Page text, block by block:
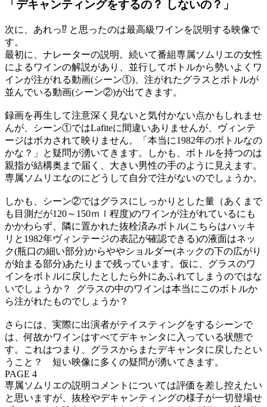
「デキャンティングをするの？ しないの？」
次に、あれっ⁉ と思ったのは最高級ワインを説明する映像で
す。
最初に、ナレーターの説明。続いて番組専属ソムリエの女性
によるワインの解説があり、並行してボトルから勢いよくワ
インが注がれる動画(シーン①)、注がれたグラスとボトルが
並んでいる動画(シーン②)が出てきます。
録画を再生して注意深く見ないと気付かない点かもしれませ
んが、シーン①ではLafiteに間違いありませんが、ヴィンテ
ージはボカされて映りません。「本当に1982年のボトルなの
かな？」と疑問が湧いてきます。しかも、ボトルを持つのは
親指が結構奥まで届く、大きい男性の手のように見えます。
専属ソムリエなのにどうして自分で注がないのでしょうか。
しかも、シーン②ではグラスにしっかりとした量（あくまで
も目測だが120～150ｍｌ程度)のワインが注がれているにも
かかわらず、隣に置かれた抜栓済みボトル(こちらはハッキ
リと1982年ヴィンテージの表記が確認できる)の液面はネッ
ク(瓶口の細い部分)からややショルダー(ネックの下の広がり
が始まる部分)あたりまで残っています。仮に、グラスのワ
インをボトルに戻したとしたら外にあふれてしまうのではな
いでしょうか？ グラスの中のワインは本当にこのボトルか
ら注がれたものでしょうか？
さらには、実際に出演者がテイスティングをするシーンで
は、何故かワインはすべてデキャンタに入っている状態で
す。これはつまり、グラスからまたデキャンタに戻したとい
うこと？ 短い映像に多くの疑問が湧いてきます。
PAGE 4
専属ソムリエの説明コメントについては評価を差し控えたい
と思いますが、抜栓やデキャンティングの様子が一切登場せ